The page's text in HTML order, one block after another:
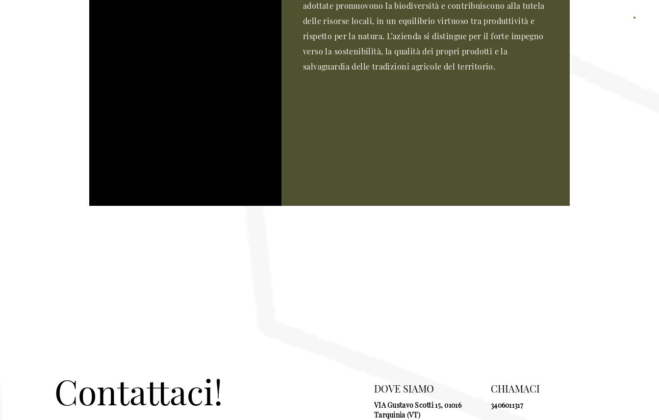
adottate promuovono la biodiversità e contribuiscono alla tutela
delle risorse locali, in un equilibrio virtuoso tra produttività e
rispetto per la natura. L’azienda si distingue per il forte impegno
verso la sostenibilità, la qualità dei propri prodotti e la
salvaguardia delle tradizioni agricole del territorio.
Contattaci! DOVE SIAMO
VIA Gustavo Scotti 15, 01016
Tarquinia (VT)
CHIAMACI
3406011317